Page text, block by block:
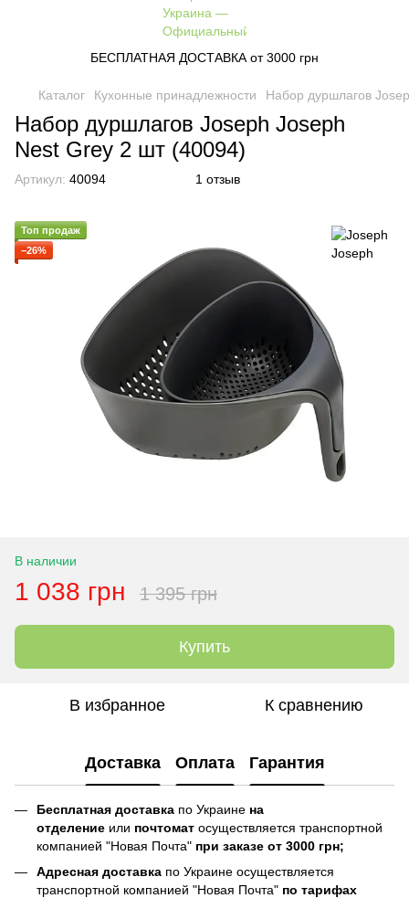
БЕСПЛАТНАЯ ДОСТАВКА от 3000 грн
Каталог Кухонные принадлежности Набор дуршлагов
Набор дуршлагов Joseph Joseph
Nest Grey 2 шт (40094)
Артикул: 40094 1 отзыв
Топ продаж
−26%
В наличии
1 038 грн 1 395 грн
Купить
В избранное К сравнению
Доставка Оплата Гарантия
Бесплатная доставка по Украине на
отделение или почтомат осуществляется транспортной
компанией "Новая Почта" при заказе от 3000 грн;
Адресная доставка по Украине осуществляется
транспортной компанией "Новая Почта" по тарифах